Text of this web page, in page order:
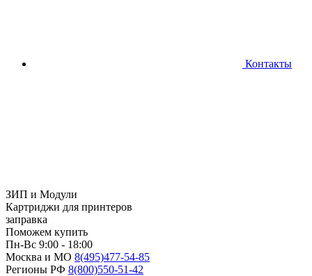
Контакты
ЗИП и Модули
Картриджи для принтеров
заправка
Поможем купить
Пн-Вс 9:00 - 18:00
Москва и МО 8(495)477-54-85
Регионы РФ 8(800)550-51-42